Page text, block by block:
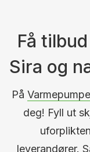
Få
Sira og
På
deg! Fyll ut
leverandører.